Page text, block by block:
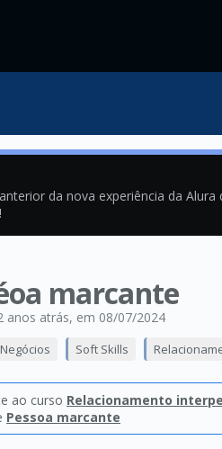
da nova experiência da
marcante
anos atrás, em 08/07/2024
Soft Skills
ao curso Relacionamento
Pessoa marcante